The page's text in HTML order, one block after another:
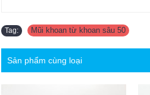
Tag: Mũi khoan từ khoan sâu 50
Sản phẩm cùng loại